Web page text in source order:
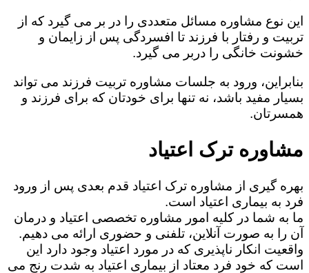
این نوع مشاوره مسائل متعددی را در بر می گیرد که از
تربیت و رفتار با فرزند تا افسردگی پس از زایمان و
خشونت خانگی را دربر می گیرد.
بنابراین، ورود به جلسات مشاوره تربیت فرزند می تواند
بسیار مفید باشد، نه تنها برای خودتان که برای فرزند و
همسرتان.
مشاوره ترک اعتیاد
بهره گیری از مشاوره ترک اعتیاد قدم بعدی پس از ورود
فرد به بیماری اعتیاد است.
ما به شما در کلیه امور مشاوره تخصصی اعتیاد و درمان
آن را به صورت آنلاین، تلفنی و حضوری ارائه می دهیم.
واقعیت انکار ناپذیری که در مورد اعتیاد وجود دارد این
است که خود فرد معتاد از بیماری اعتیاد به شدت رنج می